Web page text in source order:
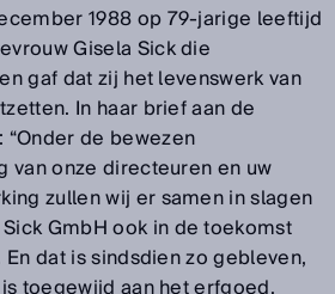
1988 op 79-jarige leeftijd
Gisela Sick die
gaf dat zij het levenswerk van
In haar brief aan de
de bewezen
van onze directeuren en uw
zullen wij er samen in slagen
GmbH ook in de toekomst
dat is sindsdien zo gebleven,